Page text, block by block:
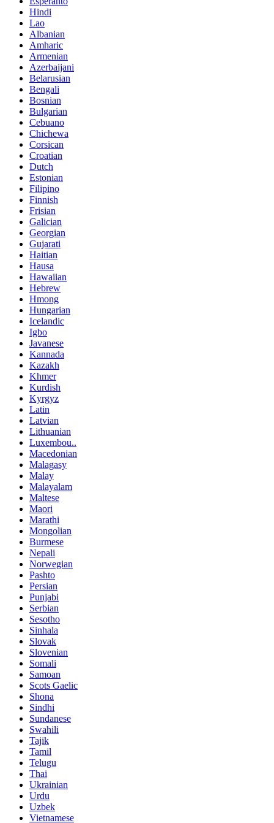
Hindi
Lao
Albanian
Amharic
Armenian
Azerbaijani
Belarusian
Bengali
Bosnian
Bulgarian
Cebuano
Chichewa
Corsican
Croatian
Dutch
Estonian
Filipino
Finnish
Frisian
Galician
Georgian
Gujarati
Haitian
Hausa
Hawaiian
Hebrew
Hmong
Hungarian
Icelandic
Igbo
Javanese
Kannada
Kazakh
Khmer
Kurdish
Kyrgyz
Latin
Latvian
Lithuanian
Luxembou..
Macedonian
Malagasy
Malay
Malayalam
Maltese
Maori
Marathi
Mongolian
Burmese
Nepali
Norwegian
Pashto
Persian
Punjabi
Serbian
Sesotho
Sinhala
Slovak
Slovenian
Somali
Samoan
Scots Gaelic
Shona
Sindhi
Sundanese
Swahili
Tajik
Tamil
Telugu
Thai
Ukrainian
Urdu
Uzbek
Vietnamese